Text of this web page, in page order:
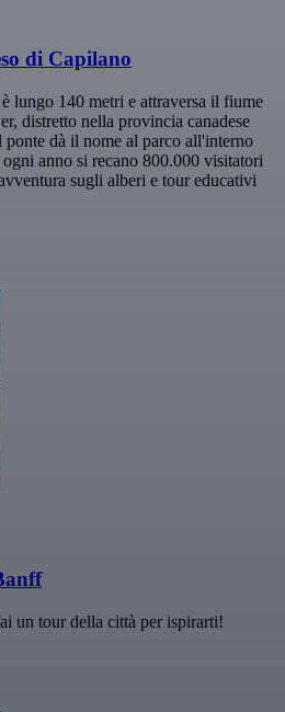
di Capilano
lungo 140 metri e attraversa il fiume
distretto nella provincia canadese
dà il nome al parco all'interno
anno si recano 800.000 visitatori
sugli alberi e tour educativi
un tour della città per ispirarti!